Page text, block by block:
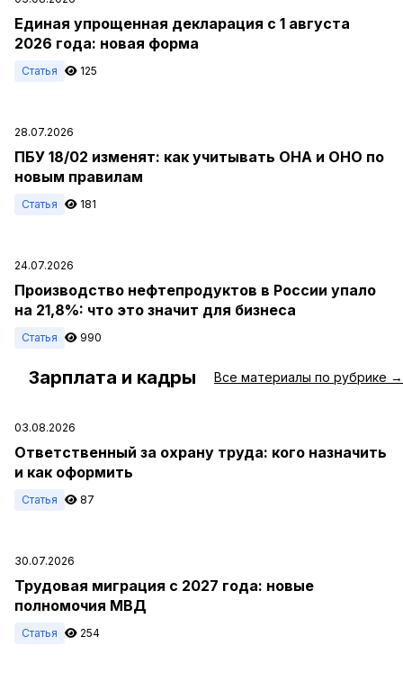
Единая упрощенная декларация с 1 августа
2026 года: новая форма
Статья 125
28.07.2026
ПБУ 18/02 изменят: как учитывать ОНА и ОНО по
новым правилам
Статья 181
24.07.2026
Производство нефтепродуктов в России упало
на 21,8%: что это значит для бизнеса
Статья 990
Зарплата и кадры Все материалы по рубрике →
03.08.2026
Ответственный за охрану труда: кого назначить
и как оформить
Статья 87
30.07.2026
Трудовая миграция с 2027 года: новые
полномочия МВД
Статья 254